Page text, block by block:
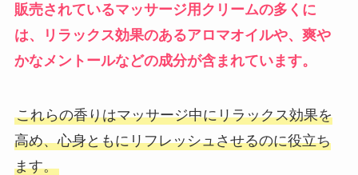
販売されているマッサージ用クリームの多くに
は、リラックス効果のあるアロマオイルや、爽や
かなメントールなどの成分が含まれています。
これらの香りはマッサージ中にリラックス効果を
高め、心身ともにリフレッシュさせるのに役立ち
ます。